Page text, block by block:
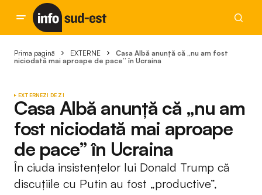
Prima pagină EXTERNE
Casa Albă anunță că „nu am fost
niciodată mai aproape de pace” în Ucraina
EXTERNEZI DE ZI
Casa Albă anunță că „nu am
fost niciodată mai aproape
de pace” în Ucraina
În ciuda insistențelor lui Donald Trump că
discuțiile cu Putin au fost „productive”,